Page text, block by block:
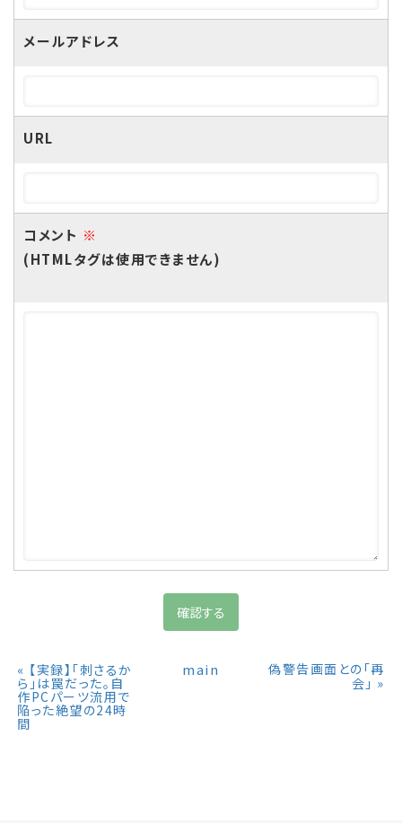
メールアドレス
URL
コメント ※
(HTMLタグは使用できません)
« 【実録】「刺さるか
ら」は罠だった。自
作PCパーツ流用で
陥った絶望の24時
間
main
偽警告画面との「再
会」 »